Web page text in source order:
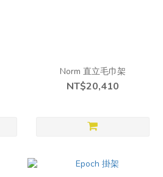
Norm 直立毛巾架
NT$20,410